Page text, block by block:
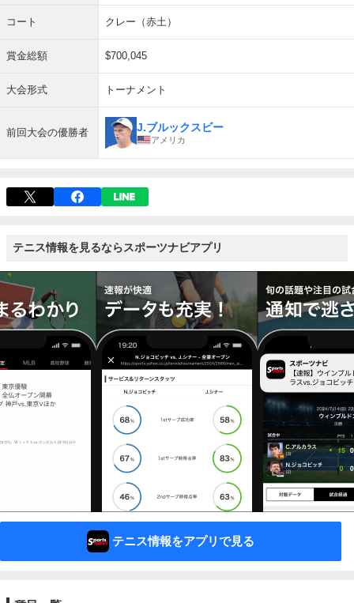
コート クレー（赤土）
賞金総額 $700,045
大会形式 トーナメント
前回大会の優勝者 J.ブルックスビー
アメリカ
テニス情報を見るならスポーツナビアプリ
テニス情報をアプリで見る